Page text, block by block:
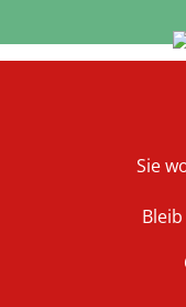
Sie